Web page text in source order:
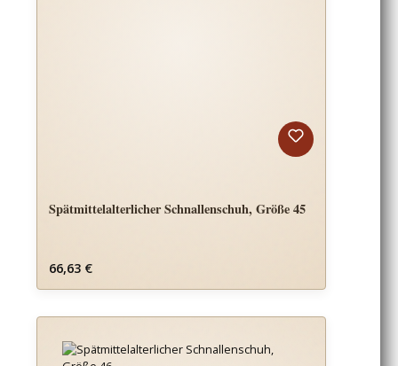
Spätmittelalterlicher Schnallenschuh, Größe 45
Regulärer Preis:
66,63 €